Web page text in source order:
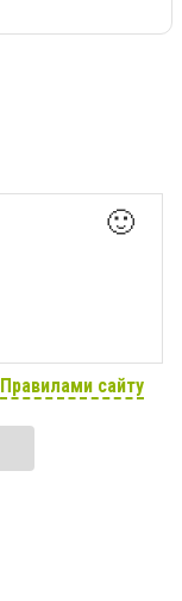
🙂
Правилами сайту